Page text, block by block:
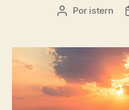
Autor
entrada
Por istern